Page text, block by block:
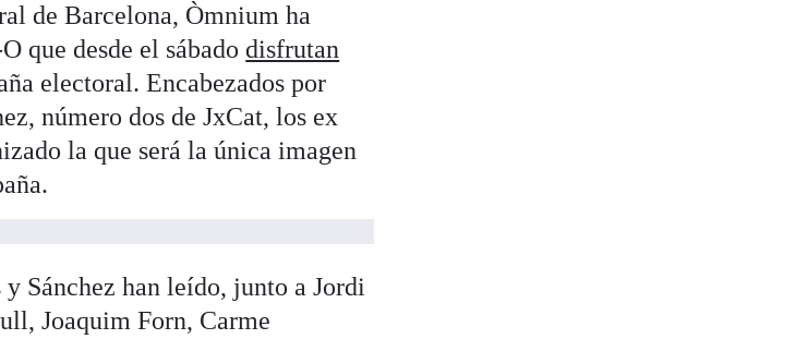
de Barcelona, Òmnium ha
que desde el sábadodisfrutan
electoral. Encabezados por
número dos de JxCat, los ex
la que será la única imagen
Sánchez han leído, junto a Jordi
Joaquim Forn, Carme